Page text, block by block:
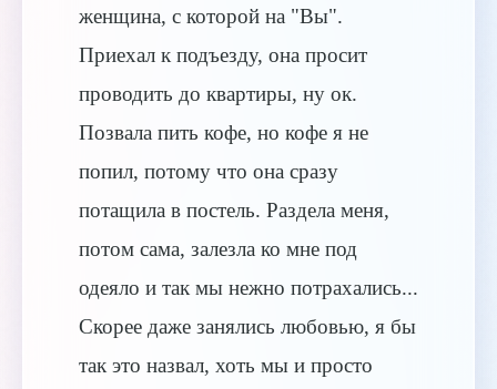
женщина, с которой на "Вы".
Приехал к подъезду, она просит
проводить до квартиры, ну ок.
Позвала пить кофе, но кофе я не
попил, потому что она сразу
потащила в постель. Раздела меня,
потом сама, залезла ко мне под
одеяло и так мы нежно потрахались...
Скорее даже занялись любовью, я бы
так это назвал, хоть мы и просто